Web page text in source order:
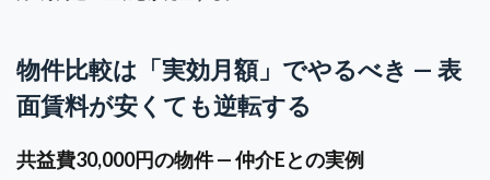
物件比較は「実効月額」でやるべき — 表
面賃料が安くても逆転する
共益費30,000円の物件 — 仲介Eとの実例